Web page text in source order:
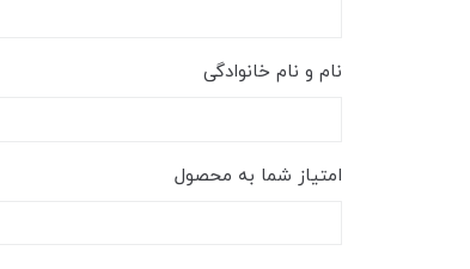
نام و نام خانوادگی
امتیاز شما به محصول